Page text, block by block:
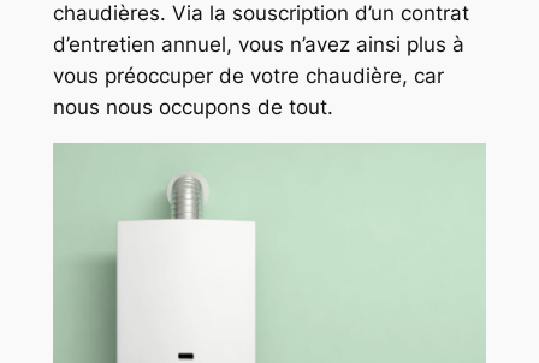
chaudières. Via la souscription d’un contrat
d’entretien annuel, vous n’avez ainsi plus à
vous préoccuper de votre chaudière, car
nous nous occupons de tout.